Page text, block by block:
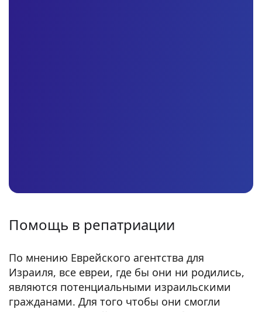
Помощь в репатриации
По мнению Еврейского агентства для
Израиля, все евреи, где бы они ни родились,
являются потенциальными израильскими
гражданами. Для того чтобы они смогли